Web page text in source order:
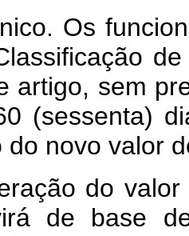
Os
artigo, sem
(sessenta)
do novo valor
do
de base